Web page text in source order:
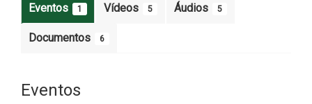
Eventos 1 Vídeos 5 Áudios 5
Documentos 6
Eventos